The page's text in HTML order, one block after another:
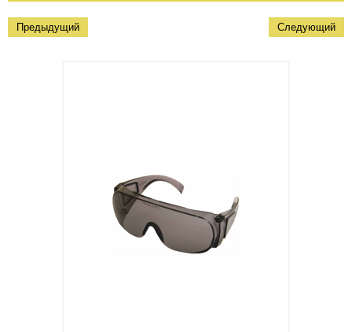
Предыдущий Следующий